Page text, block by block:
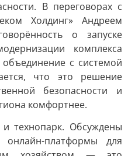
В переговорах с
Холдинг» Андреем
о запуске
комплекса
с системой
что это решение
безопасности и
комфортнее.
технопарк. Обсуждены
платформы для